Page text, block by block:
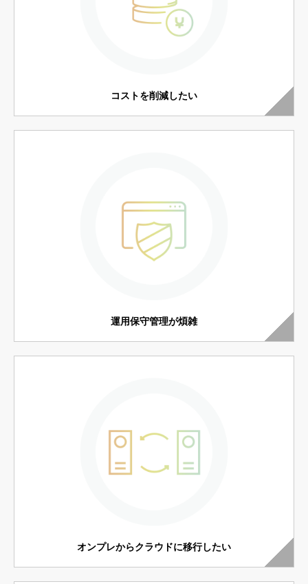
コストを削減したい
運用保守管理が煩雑
オンプレからクラウドに移行したい